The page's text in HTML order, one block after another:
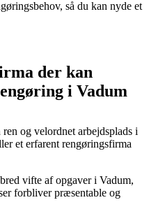
så du kan nyde et
der kan
i Vadum
og velordnet arbejdsplads i
et erfarent rengøringsfirma
vifte af opgaver i Vadum,
forbliver præsentable og